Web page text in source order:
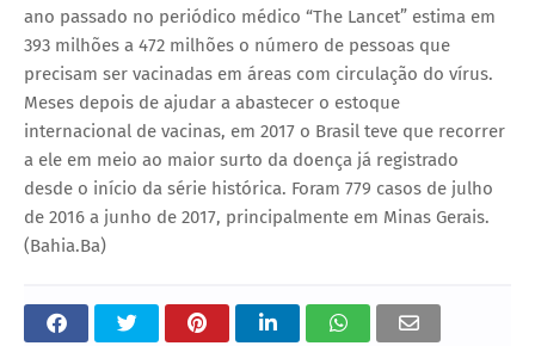
ano passado no periódico médico “The Lancet” estima em
393 milhões a 472 milhões o número de pessoas que
precisam ser vacinadas em áreas com circulação do vírus.
Meses depois de ajudar a abastecer o estoque
internacional de vacinas, em 2017 o Brasil teve que recorrer
a ele em meio ao maior surto da doença já registrado
desde o início da série histórica. Foram 779 casos de julho
de 2016 a junho de 2017, principalmente em Minas Gerais.
(Bahia.Ba)